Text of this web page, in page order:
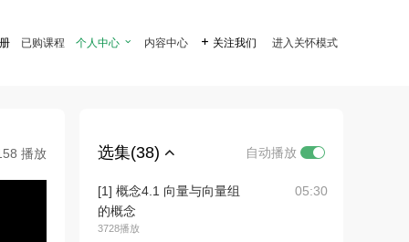
已购课程 个人中心  内容中心  关注我们 进入关怀模式
播放 选集(38) 自动播放
[1] 概念4.1 向量与向量组
的概念
3728播放
05:30